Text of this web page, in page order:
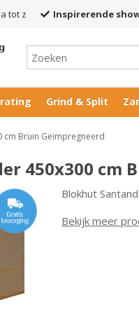
tot z Inspirerende
Grind & Split
cm Bruin Geïmpregneerd
450x300 cm
Blokhut
Bekijk meer